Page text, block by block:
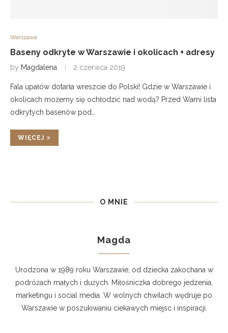
Warszawa
Baseny odkryte w Warszawie i okolicach + adresy
by Magdalena 2 czerwca 2019
Fala upałów dotarła wreszcie do Polski! Gdzie w Warszawie i
okolicach możemy się ochłodzić nad wodą? Przed Wami lista
odkrytych basenów pod…
WIĘCEJ
O MNIE
Magda
Urodzona w 1989 roku Warszawie, od dziecka zakochana w
podróżach małych i dużych. Miłośniczka dobrego jedzenia,
marketingu i social media. W wolnych chwilach wędruje po
Warszawie w poszukiwaniu ciekawych miejsc i inspiracji.